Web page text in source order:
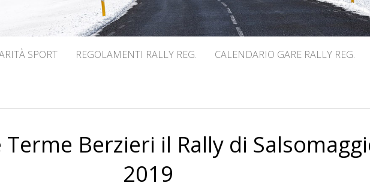
SPORT REGOLAMENTI RALLY REG. CALENDARIO GARE RALLY REG.
Terme Berzieri il Rally di
2019